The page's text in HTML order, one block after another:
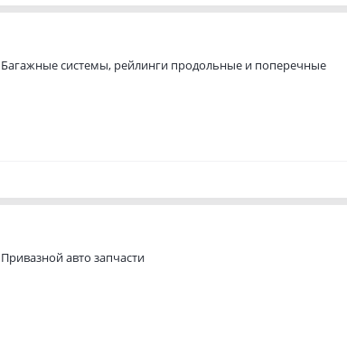
Багажные системы, рейлинги продольные и поперечные
Привазной авто запчасти